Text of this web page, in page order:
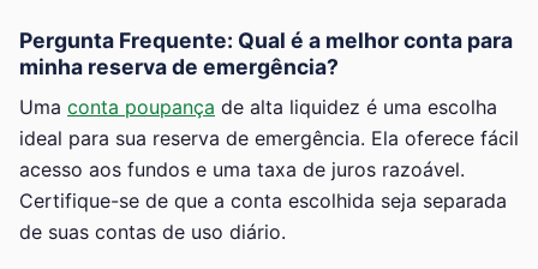
Pergunta Frequente: Qual é a melhor conta para
minha reserva de emergência?
Uma conta poupança de alta liquidez é uma escolha
ideal para sua reserva de emergência. Ela oferece fácil
acesso aos fundos e uma taxa de juros razoável.
Certifique-se de que a conta escolhida seja separada
de suas contas de uso diário.